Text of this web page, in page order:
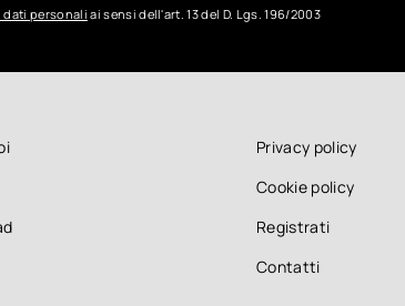
personali ai sensi dell'art. 13 del D. Lgs. 196/2003
Privacy policy
Cookie policy
Registrati
Contatti